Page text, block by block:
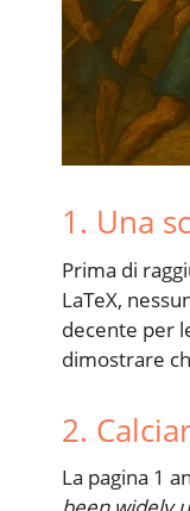
1. Una
Prima di
LaTeX,
decente per
dimostrare
2.
La pagina 1